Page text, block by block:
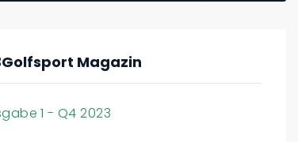
Magazin
1 - Q4 2023